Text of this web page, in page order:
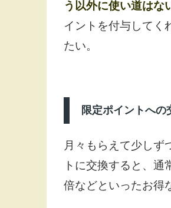
う以外に使い道はな
イントを付与してく
たい。
限定ポイントへの
月々もらえて少しず
トに交換すると、
倍などといったお得